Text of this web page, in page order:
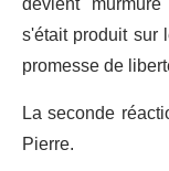
s'était produit
promesse de
La seconde
Pierre.